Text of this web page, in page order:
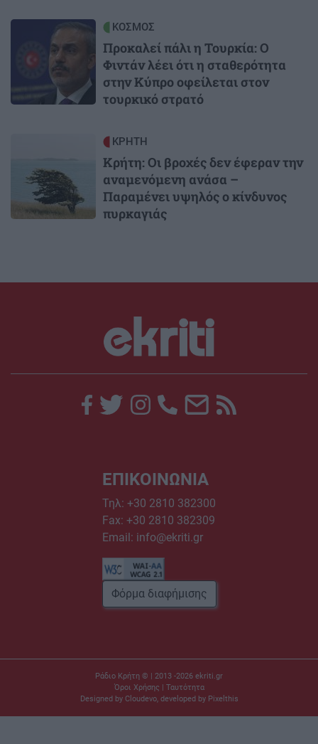
ΚΟΣΜΟΣ
Προκαλεί πάλι η Τουρκία: Ο
Φιντάν λέει ότι η σταθερότητα
στην Κύπρο οφείλεται στον
τουρκικό στρατό
ΚΡΗΤΗ
Κρήτη: Οι βροχές δεν έφεραν την
αναμενόμενη ανάσα –
Παραμένει υψηλός ο κίνδυνος
πυρκαγιάς
ΕΠΙΚΟΙΝΩΝΙΑ
Τηλ: +30 2810 382300
Fax: +30 2810 382309
Email: info@ekriti.gr
Φόρμα διαφήμισης
Ράδιο Κρήτη © | 2013 -2026 ekriti.gr
Όροι Χρήσης
Ταυτότητα
Designed by Cloudevo, developed by Pixelthis